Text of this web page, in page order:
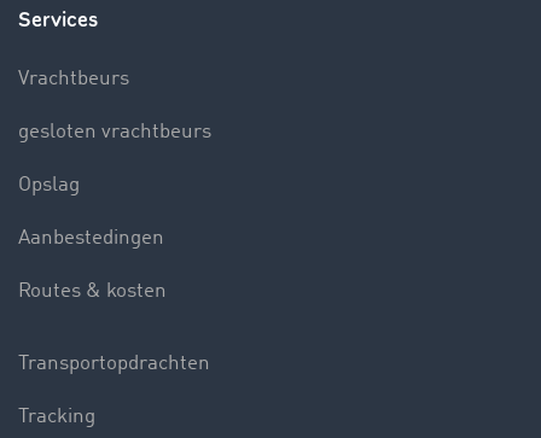
Services
Vrachtbeurs
gesloten vrachtbeurs
Opslag
Aanbestedingen
Routes & kosten
Transportopdrachten
Tracking